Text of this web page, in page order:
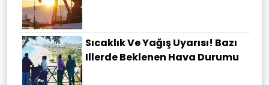
Sıcaklık Ve Yağış Uyarısı! Bazı
Illerde Beklenen Hava Durumu